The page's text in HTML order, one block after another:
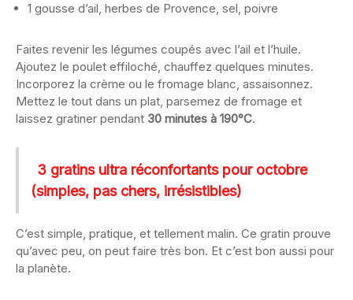
1 gousse d’ail, herbes de Provence, sel, poivre
Faites revenir les légumes coupés avec l’ail et l’huile.
Ajoutez le poulet effiloché, chauffez quelques minutes.
Incorporez la crème ou le fromage blanc, assaisonnez.
Mettez le tout dans un plat, parsemez de fromage et
laissez gratiner pendant 30 minutes à 190°C.
3 gratins ultra réconfortants pour octobre
(simples, pas chers, irrésistibles)
C’est simple, pratique, et tellement malin. Ce gratin prouve
qu’avec peu, on peut faire très bon. Et c’est bon aussi pour
la planète.